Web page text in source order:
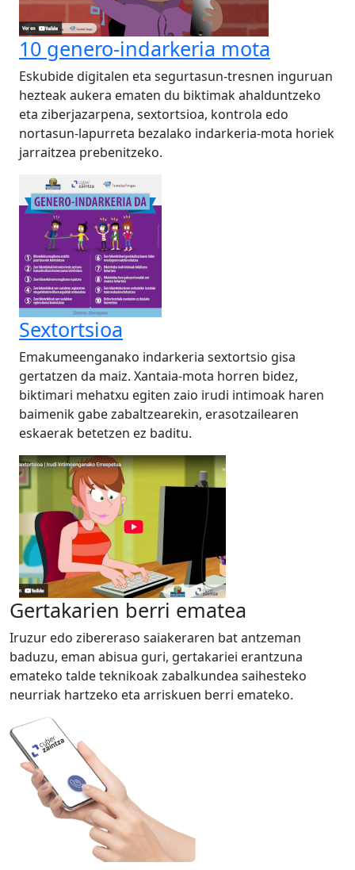
10 genero-indarkeria mota
Eskubide digitalen eta segurtasun-tresnen inguruan
hezteak aukera ematen du biktimak ahalduntzeko
eta ziberjazarpena, sextortsioa, kontrola edo
nortasun-lapurreta bezalako indarkeria-mota horiek
jarraitzea prebenitzeko.
Sextortsioa
Emakumeenganako indarkeria sextortsio gisa
gertatzen da maiz. Xantaia-mota horren bidez,
biktimari mehatxu egiten zaio irudi intimoak haren
baimenik gabe zabaltzearekin, erasotzailearen
eskaerak betetzen ez baditu.
Gertakarien berri ematea
Iruzur edo zibereraso saiakeraren bat antzeman
baduzu, eman abisua guri, gertakariei erantzuna
emateko talde teknikoak zabalkundea saihesteko
neurriak hartzeko eta arriskuen berri emateko.